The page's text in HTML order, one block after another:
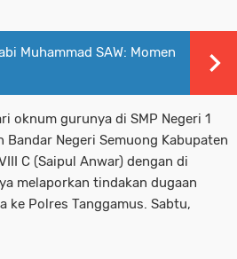
Muhammad SAW: Momen
oknum gurunya di SMP Negeri 1
Bandar Negeri Semuong Kabupaten
C (Saipul Anwar) dengan di
melaporkan tindakan dugaan
ke Polres Tanggamus. Sabtu,